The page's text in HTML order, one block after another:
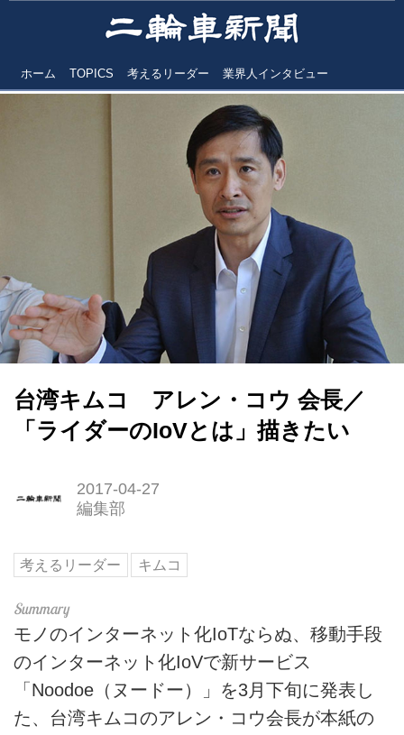
ホーム TOPICS 考えるリーダー 業界人インタビュー
台湾キムコ アレン・コウ 会長／
「ライダーのIoVとは」描きたい
2017-04-27
編集部
考えるリーダー キムコ
モノのインターネット化IoTならぬ、移動手段
のインターネット化IoVで新サービス
「Noodoe（ヌードー）」を3月下旬に発表し
た、台湾キムコのアレン・コウ会長が本紙の